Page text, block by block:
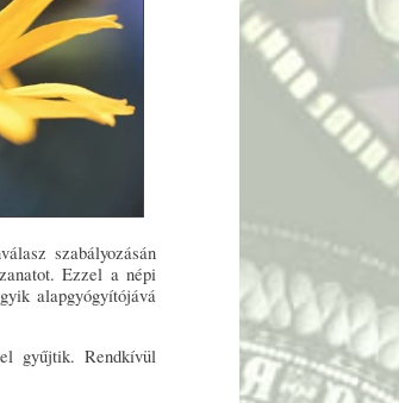
szabályozásán
Ezzel a népi
alapgyógyítójává
gyűjtik. Rendkívül